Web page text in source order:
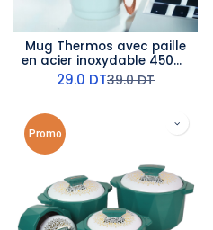
Mug Thermos avec paille
en acier inoxydable 450ml
- Vert
29.0 DT39.0DT
Promo